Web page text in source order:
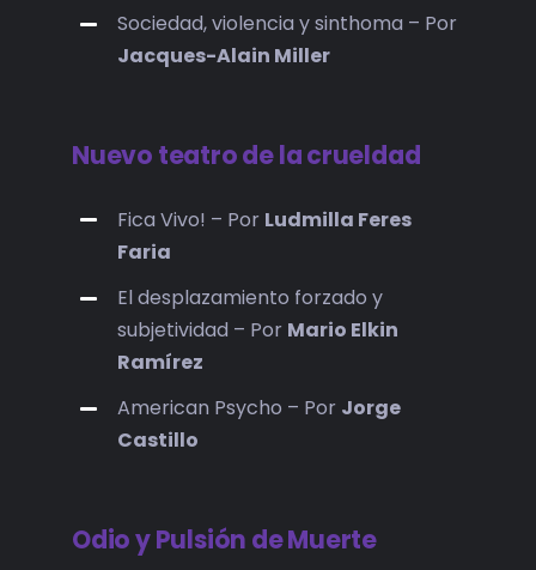
Sociedad, violencia y sinthoma – Por
Jacques-Alain Miller
Nuevo teatro de la crueldad
Fica Vivo! – Por Ludmilla Feres
Faria
El desplazamiento forzado y
subjetividad – Por Mario Elkin
Ramírez
American Psycho – Por Jorge
Castillo
Odio y Pulsión de Muerte